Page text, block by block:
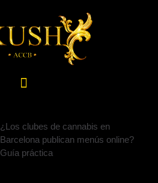
¿Los clubes de cannabis en
Barcelona publican menús online?
Guía práctica